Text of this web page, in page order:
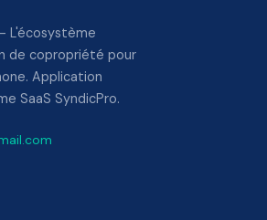
L'écosystème
de copropriété pour
Application
SaaS SyndicPro.